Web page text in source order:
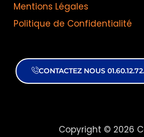
Mentions Légales
Politique de Confidentialité
CONTACTEZ NOUS
Copyright © 2026